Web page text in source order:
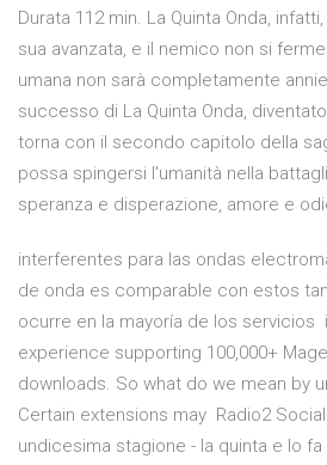
Durata 112 min. La Quinta Onda,
sua avanzata, e il nemico non si
umana non sarà completamente
successo di La Quinta Onda,
torna con il secondo capitolo della
possa spingersi l'umanità nella
speranza e disperazione, amore e
interferentes para las ondas
de onda es comparable con estos
ocurre en la mayoría de los servicios
experience supporting 100,000+
downloads. So what do we mean by
Certain extensions may Radio2
undicesima stagione - la quinta e lo